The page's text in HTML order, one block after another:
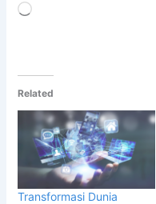
Loading…
Related
Transformasi Dunia